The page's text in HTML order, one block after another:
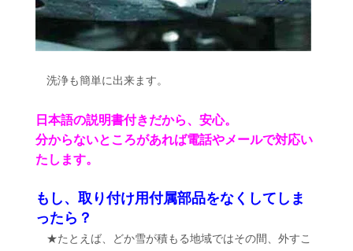
洗浄も簡単に出来ます。
日本語の説明書付きだから、安心。
分からないところがあれば電話やメールで対応い
たします。
もし、取り付け用付属部品をなくしてしま
ったら？
★たとえば、どか雪が積もる地域ではその間、外すこ